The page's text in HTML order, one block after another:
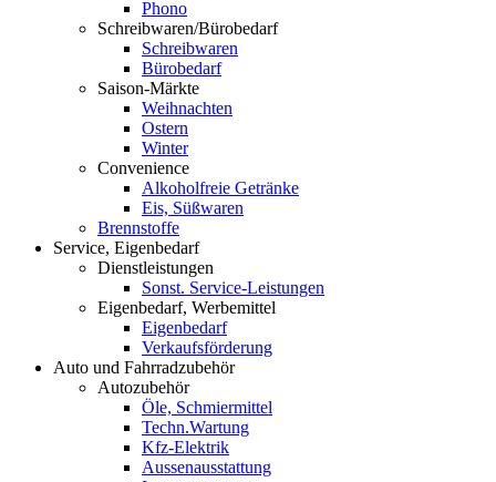
Phono
Schreibwaren/Bürobedarf
Schreibwaren
Bürobedarf
Saison-Märkte
Weihnachten
Ostern
Winter
Convenience
Alkoholfreie Getränke
Eis, Süßwaren
Brennstoffe
Service, Eigenbedarf
Dienstleistungen
Sonst. Service-Leistungen
Eigenbedarf, Werbemittel
Eigenbedarf
Verkaufsförderung
Auto und Fahrradzubehör
Autozubehör
Öle, Schmiermittel
Techn.Wartung
Kfz-Elektrik
Aussenausstattung